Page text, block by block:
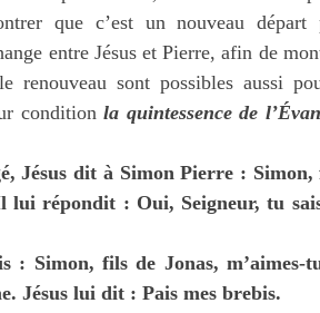
que c’est un nouveau départ
entre Jésus et Pierre, afin de
renouveau sont possibles aussi
condition la quintessence de
Jésus dit à Simon Pierre :
lui répondit : Oui, Seigneur, tu
: Simon, fils de Jonas,
Jésus lui dit : Pais mes brebis.